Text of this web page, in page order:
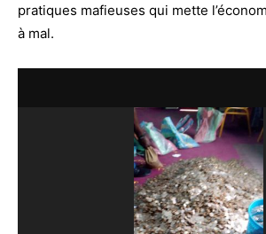
pratiques mafieuses qui mette
à mal.